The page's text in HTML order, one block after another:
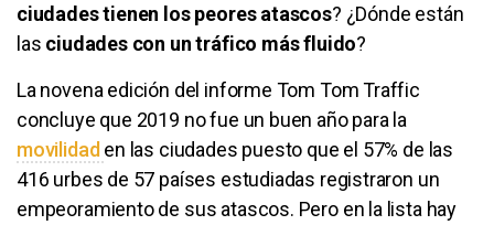
ciudades tienen los peores atascos? ¿Dónde están
las ciudades con un tráfico más fluido?
La novena edición del informe Tom Tom Traffic
concluye que 2019 no fue un buen año para la
movilidaden las ciudades puesto que el 57% de las
416 urbes de 57 países estudiadas registraron un
empeoramiento de sus atascos. Pero en la lista hay